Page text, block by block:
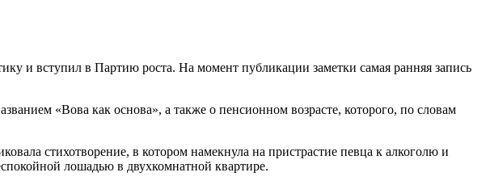
и вступил в Партию роста. На момент публикации заметки самая ранняя запись
«Вова как основа», а также о пенсионном возрасте, которого, по словам
стихотворение, в котором намекнула на пристрастие певца к алкоголю и
лошадью в двухкомнатной квартире.